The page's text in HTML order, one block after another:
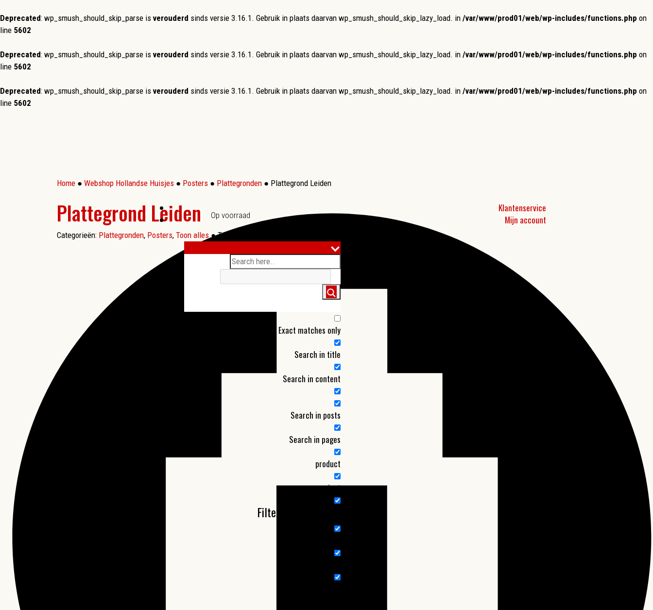
Deprecated: wp_smush_should_skip_parse is verouderd sinds versie 3.16.1. Gebruik in plaats daarvan wp_smush_should_skip_lazy_load. in /var/www/prod01/web/wp-includes/functions.php on
line 5602
Deprecated: wp_smush_should_skip_parse is verouderd sinds versie 3.16.1. Gebruik in plaats daarvan wp_smush_should_skip_lazy_load. in /var/www/prod01/web/wp-includes/functions.php on
line 5602
Deprecated: wp_smush_should_skip_parse is verouderd sinds versie 3.16.1. Gebruik in plaats daarvan wp_smush_should_skip_lazy_load. in /var/www/prod01/web/wp-includes/functions.php on
line 5602
Klantenservice
Mijn account
Exact matches only
Search in title
Search in content
Search in posts
Search in pages
product
project
Filter by Categories
Home ● Webshop Hollandse Huisjes ● Posters ● Plattegronden ● Plattegrond Leiden
Plattegrond Leiden Op voorraad
Categorieën: Plattegronden, Posters, Toon alles●Tag: